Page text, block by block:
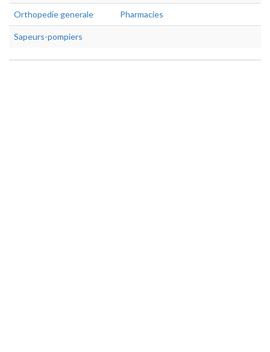
Orthopedie generale Pharmacies
Sapeurs-pompiers